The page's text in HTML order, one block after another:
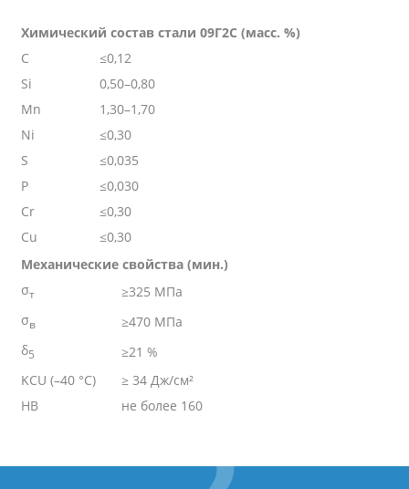
Химический состав стали 09Г2С (масс. %)
C
≤0,12
Si
0,50–0,80
Mn
1,30–1,70
Ni
≤0,30
S
≤0,035
P
≤0,030
Cr
≤0,30
Cu
≤0,30
Механические свойства (мин.)
σт
≥325 МПа
σв
≥470 МПа
δ5
≥21 %
KCU (–40 °C)
≥ 34 Дж/см²
HB
не более 160